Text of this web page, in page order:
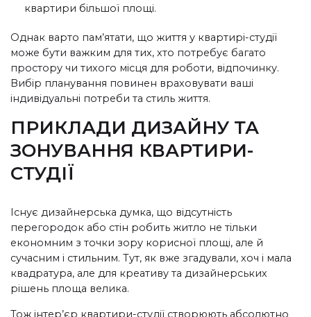
квартири більшої площі.
Однак варто пам’ятати, що життя у квартирі-студії
може бути важким для тих, хто потребує багато
простору чи тихого місця для роботи, відпочинку.
Вибір планування повинен враховувати ваші
індивідуальні потреби та стиль життя.
ПРИКЛАДИ ДИЗАЙНУ ТА
ЗОНУВАННЯ КВАРТИРИ-
СТУДІЇ
Існує дизайнерська думка, що відсутність
перегородок або стін робить житло не тільки
економним з точки зору корисної площі, але й
сучасним і стильним. Тут, як вже згадували, хоч і мала
квадратура, але для креативу та дизайнерських
рішень площа велика.
Тож інтер’єр квартири-студії створюють абсолютно